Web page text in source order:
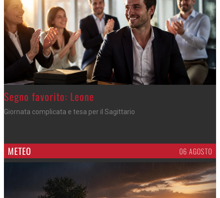
>
Segno favorito: Leone
Giornata complicata e tesa per il Sagittario
METEO 06 AGOSTO